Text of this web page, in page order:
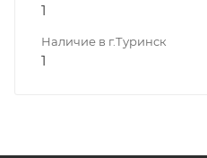
1
Наличие в г.Туринск
1